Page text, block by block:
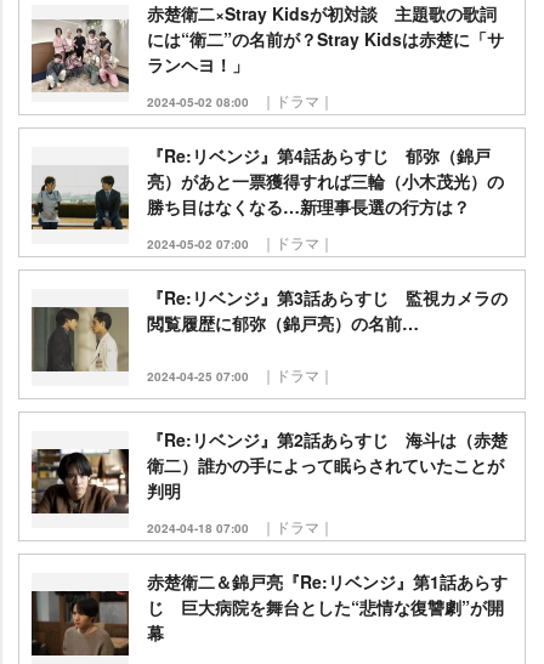
赤楚衛二×Stray Kidsが初対談 主題歌の歌詞
には“衛二”の名前が？Stray Kidsは赤楚に「サ
ランヘヨ！」
2024-05-02 08:00 ｜ドラマ｜
『Re:リベンジ』第4話あらすじ 郁弥（錦戸
亮）があと一票獲得すれば三輪（小木茂光）の
勝ち目はなくなる…新理事長選の行方は？
2024-05-02 07:00 ｜ドラマ｜
『Re:リベンジ』第3話あらすじ 監視カメラの
閲覧履歴に郁弥（錦戸亮）の名前…
2024-04-25 07:00 ｜ドラマ｜
『Re:リベンジ』第2話あらすじ 海斗は（赤楚
衛二）誰かの手によって眠らされていたことが
判明
2024-04-18 07:00 ｜ドラマ｜
赤楚衛二＆錦戸亮『Re:リベンジ』第1話あらす
じ 巨大病院を舞台とした“悲情な復讐劇”が開
幕